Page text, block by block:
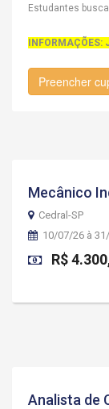
Estudantes
Preencher
Mecânico
Cedral-SP
10/07/26 à
R$
Analista de